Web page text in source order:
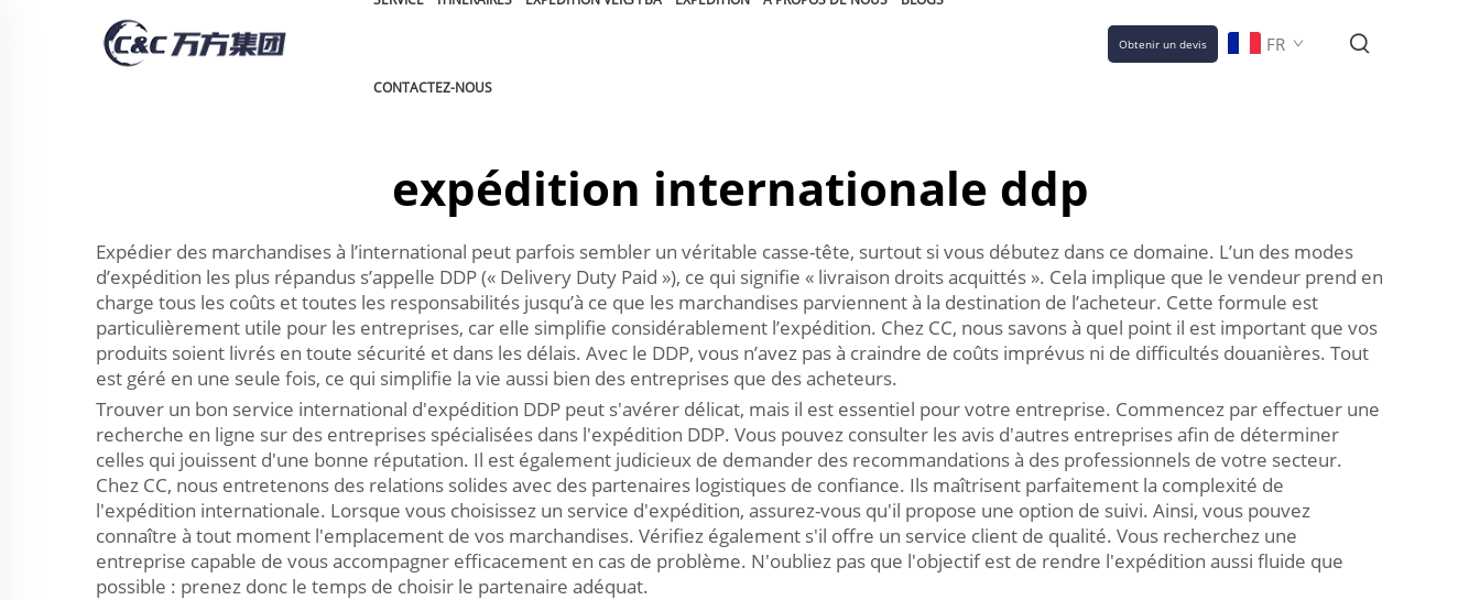
CONTACTEZ-NOUS
Obtenir un devis FR
expédition internationale ddp
Expédier des marchandises à l’international peut parfois sembler un véritable casse-tête, surtout si vous débutez dans ce domaine. L’un des modes
d’expédition les plus répandus s’appelle DDP (« Delivery Duty Paid »), ce qui signifie « livraison droits acquittés ». Cela implique que le vendeur prend en
charge tous les coûts et toutes les responsabilités jusqu’à ce que les marchandises parviennent à la destination de l’acheteur. Cette formule est
particulièrement utile pour les entreprises, car elle simplifie considérablement l’expédition. Chez CC, nous savons à quel point il est important que vos
produits soient livrés en toute sécurité et dans les délais. Avec le DDP, vous n’avez pas à craindre de coûts imprévus ni de difficultés douanières. Tout
est géré en une seule fois, ce qui simplifie la vie aussi bien des entreprises que des acheteurs.
Trouver un bon service international d'expédition DDP peut s'avérer délicat, mais il est essentiel pour votre entreprise. Commencez par effectuer une
recherche en ligne sur des entreprises spécialisées dans l'expédition DDP. Vous pouvez consulter les avis d'autres entreprises afin de déterminer
celles qui jouissent d'une bonne réputation. Il est également judicieux de demander des recommandations à des professionnels de votre secteur.
Chez CC, nous entretenons des relations solides avec des partenaires logistiques de confiance. Ils maîtrisent parfaitement la complexité de
l'expédition internationale. Lorsque vous choisissez un service d'expédition, assurez-vous qu'il propose une option de suivi. Ainsi, vous pouvez
connaître à tout moment l'emplacement de vos marchandises. Vérifiez également s'il offre un service client de qualité. Vous recherchez une
entreprise capable de vous accompagner efficacement en cas de problème. N'oubliez pas que l'objectif est de rendre l'expédition aussi fluide que
possible : prenez donc le temps de choisir le partenaire adéquat.